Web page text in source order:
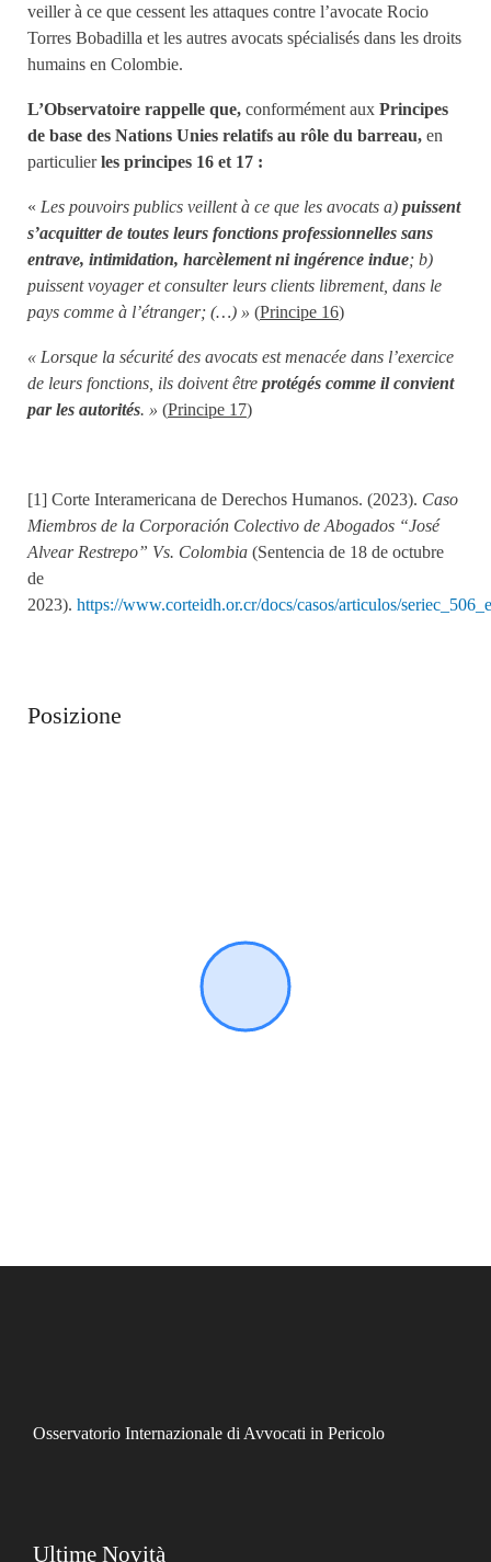
veiller à ce que cessent les attaques contre l’avocate Rocio
Torres Bobadilla et les autres avocats spécialisés dans les droits
humains en Colombie.
L’Observatoire rappelle que, conformément aux Principes
de base des Nations Unies relatifs au rôle du barreau, en
particulierles principes 16 et 17 :
« Les pouvoirs publics veillent à ce que les avocats a) puissent
s’acquitter de toutes leurs fonctions professionnelles sans
entrave, intimidation, harcèlement ni ingérence indue; b)
puissent voyager et consulter leurs clients librement, dans le
pays comme à l’étranger; (…) » (Principe 16)
« Lorsque la sécurité des avocats est menacée dans l’exercice
de leurs fonctions, ils doivent être protégés comme il convient
par les autorités. » (Principe 17)
[1] Corte Interamericana de Derechos Humanos. (2023). Caso
Miembros de la Corporación Colectivo de Abogados “José
Alvear Restrepo” Vs. Colombia (Sentencia de 18 de octubre
de
2023). https://www.corteidh.or.cr/docs/casos/articulos/
Posizione
Osservatorio Internazionale di Avvocati in Pericolo
Ultime Novità